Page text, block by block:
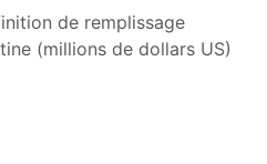
de remplissage
(millions de dollars US)